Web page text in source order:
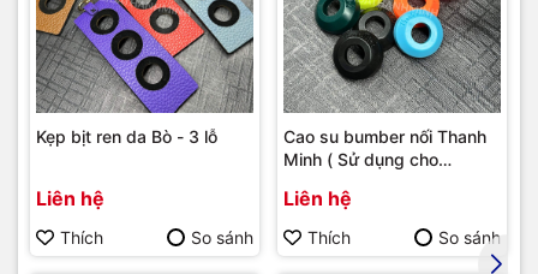
Kẹp bịt ren da Bò - 3 lỗ
Liên hệ
Thích So sánh
Cao su bumber nối Thanh
Minh ( Sử dụng cho
Liên hệ
Thích So sánh